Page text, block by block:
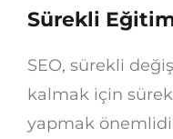
Sürekli
SEO, sürekli
kalmak için
yapmak